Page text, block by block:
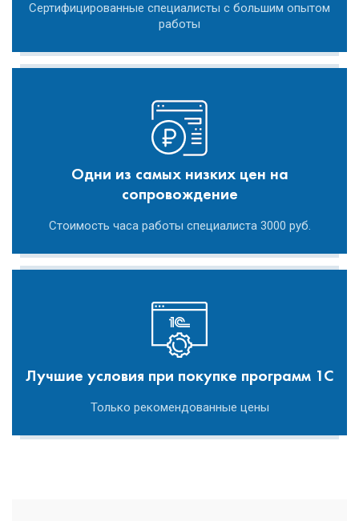
Сертифицированные специалисты с большим опытом
работы
Одни из самых низких цен на
сопровождение
Стоимость часа работы специалиста 3000 руб.
Лучшие условия при покупке программ 1С
Только рекомендованные цены